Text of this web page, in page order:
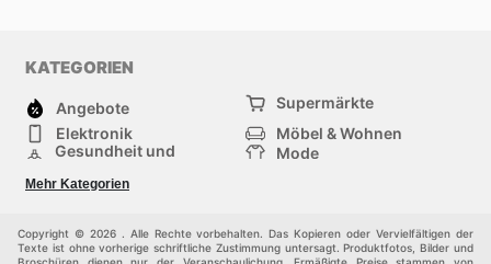
KATEGORIEN
Angebote
Supermärkte
Elektronik
Möbel & Wohnen
Gesundheit und
Mode
Sportartikel und
Sportbekleidung
Einkaufzentren
Andere
Mehr Kategorien
Copyright © 2026 . Alle Rechte vorbehalten. Das Kopieren oder Vervielfältigen der
Texte ist ohne vorherige schriftliche Zustimmung untersagt. Produktfotos, Bilder und